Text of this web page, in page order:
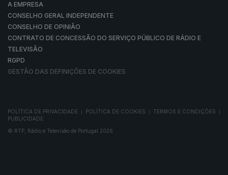
A EMPRESA
CONSELHO GERAL INDEPENDENTE
CONSELHO DE OPINIÃO
CONTRATO DE CONCESSÃO DO SERVIÇO PÚBLICO DE RÁDIO E
TELEVISÃO
RGPD
GESTÃO DAS DEFINIÇÕES DE COOKIES
POLÍTICA DE PRIVACIDADE POLÍTICA DE COOKIES TERMOS E CONDIÇÕES
PUBLICIDADE
© RTP, Rádio e Televisão de Portugal 2026